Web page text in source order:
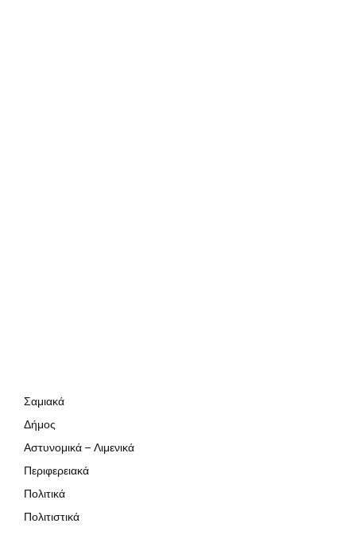
Σαμιακά
Δήμος
Αστυνομικά – Λιμενικά
Περιφερειακά
Πολιτικά
Πολιτιστικά